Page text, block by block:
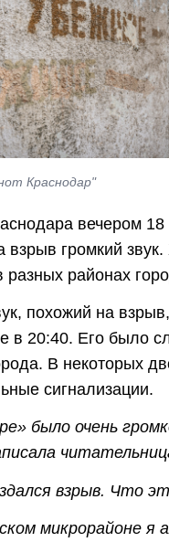
Краснодар"
вечером
взрыв громкий
разных районах
похожий на
в 20:40. Его было
В некоторых
сигнализации.
было очень
взрыв. Что
микрорайоне я